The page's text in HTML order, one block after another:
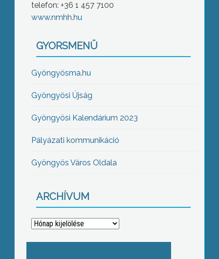
telefon: +36 1 457 7100
www.nmhh.hu
GYORSMENÜ
Gyöngyösma.hu
Gyöngyösi Újság
Gyöngyösi Kalendárium 2023
Pályázati kommunikáció
Gyöngyös Város Oldala
ARCHÍVUM
Archívum